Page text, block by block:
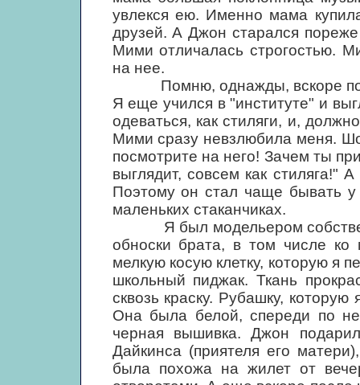
увлекся ею. Именно мама
друзей. А Джон старался
Мими отличалась строгостью.
на нее.
Помню, однажды, вскоре
Я еще учился в "институте" и
одеваться, как стиляги, и,
Мими сразу невзлюбила меня.
посмотрите на него! Зачем ты
выглядит, совсем как стиляга!"
Поэтому он стал чаще бывать
маленьких стаканчиках.
Я был модельером
обноски брата, в том числе ко
мелкую косую клетку, которую я
школьный пиджак. Ткань
сквозь краску. Рубашку,
Она была белой, спереди по
черная вышивка. Джон
Дайкинса (приятеля его
была похожа на жилет от